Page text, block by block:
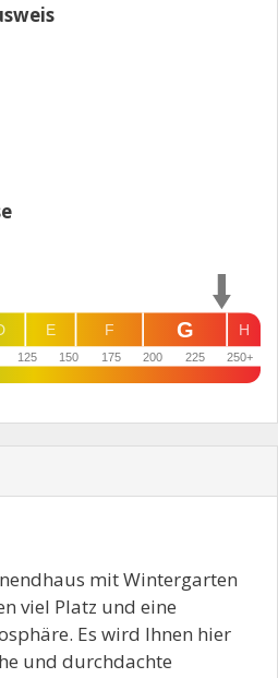
125 150 175 200 225 250+
H
F
E G
mit Wintergarten
viel Platz und eine
Es wird Ihnen hier
und durchdachte